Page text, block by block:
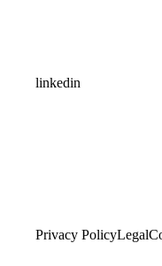
linkedin
Privacy PolicyLegal